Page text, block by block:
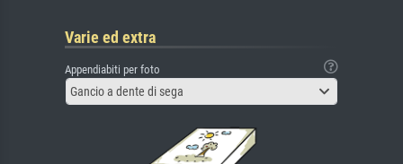
Varie ed extra
Appendiabiti per foto
Gancio a dente di sega